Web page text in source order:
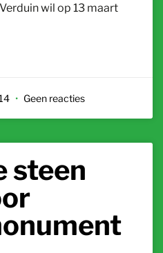
wil op 13 maart
Geen reacties
steen